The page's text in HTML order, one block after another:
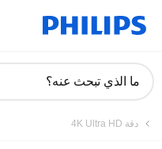
دعم
ما الذي تبحث عنه؟
دقة 4K Ultra HD